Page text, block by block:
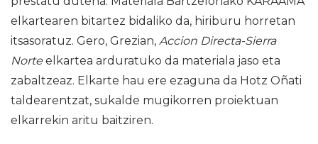
elkartearen bitartez bidaliko da, hiriburu horretan
itsasoratuz. Gero, Grezian, Accion Directa-Sierra
Norte elkartea arduratuko da materiala jaso eta
zabaltzeaz. Elkarte hau ere ezaguna da Hotz Oñati
taldearentzat, sukalde mugikorren proiektuan
elkarrekin aritu baitziren.